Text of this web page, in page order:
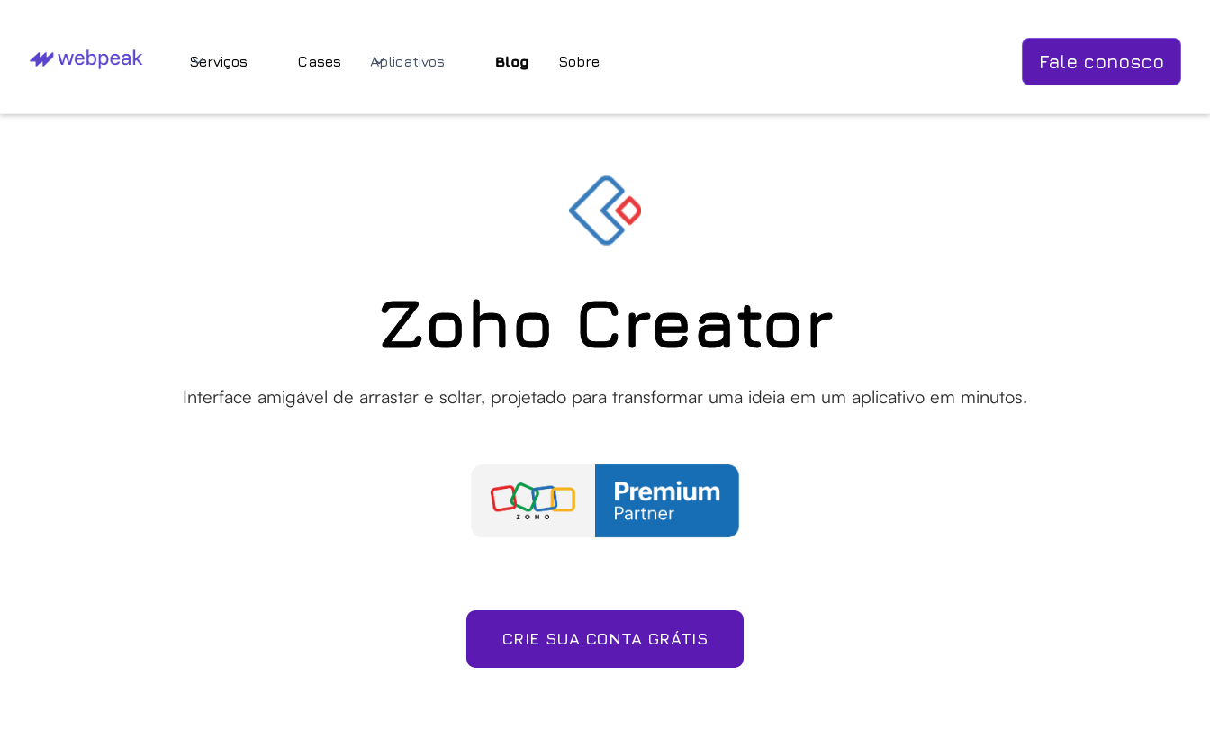
Serviços Cases Aplicativos Blog Sobre Fale conosco
Zoho Creator
Interface amigável de arrastar e soltar, projetado para transformar uma ideia em um aplicativo em minutos.
CRIE SUA CONTA GRÁTIS